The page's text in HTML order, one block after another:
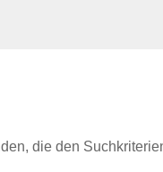
die den